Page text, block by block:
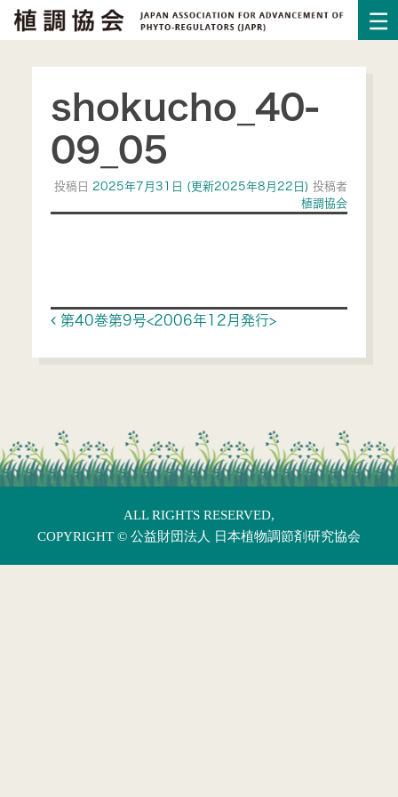
shokucho_40-
09_05
投稿日 2025年7月31日 (更新2025年8月22日)投稿者
植調協会
Post navigation
第40巻第9号<2006年12月発行>
ALL RIGHTS RESERVED,
COPYRIGHT © 公益財団法人 日本植物調節剤研究協会